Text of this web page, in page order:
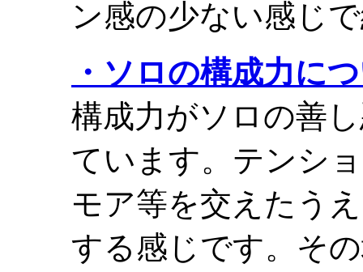
ン感の少ない感じ
・ソロの構成力に
構成力がソロの善
ています。テンシ
モア等を交えたう
する感じです。そ